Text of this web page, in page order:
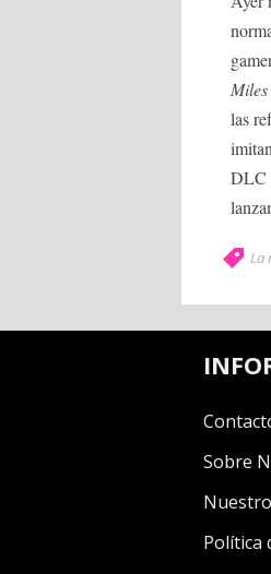
las
DLC
La
Sobre
Política